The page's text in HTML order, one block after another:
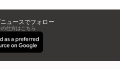
ュースでフォロー
仕方はこちら